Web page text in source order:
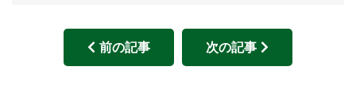
前の記事 次の記事